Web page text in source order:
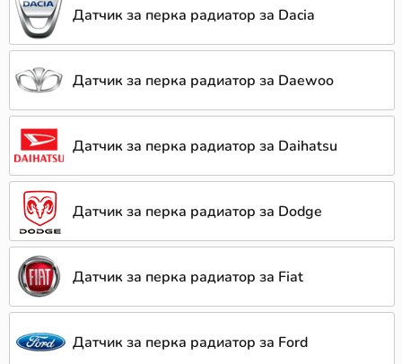
Датчик за перка радиатор за Dacia
Датчик за перка радиатор за Daewoo
Датчик за перка радиатор за Daihatsu
Датчик за перка радиатор за Dodge
Датчик за перка радиатор за Fiat
Датчик за перка радиатор за Ford